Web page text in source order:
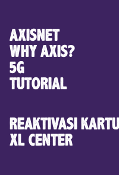
AXISNET
WHY AXIS?
5G
TUTORIAL
REAKTIVASI KARTU
XL CENTER